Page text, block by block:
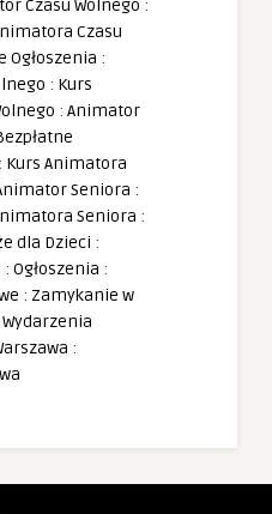
Czasu Wolnego :
Czasu
Ogłoszenia :
: Kurs
: Animator
: Kurs Animatora
Seniora :
Seniora :
dla Dzieci :
: Ogłoszenia :
: Zamykanie w
Wydarzenia
: